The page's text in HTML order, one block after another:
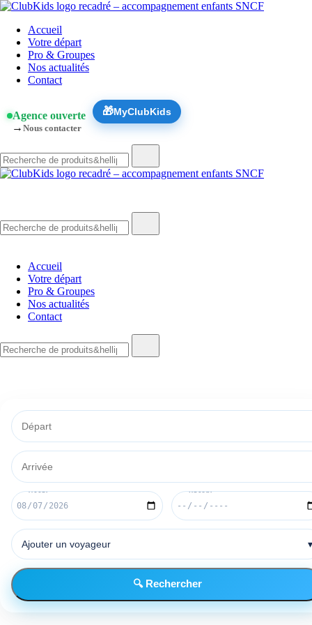
Skip
content
ClubKidsAccueil
Votre départ
Pro & Groupes
Nos actualités
Contact
Agence ouverte
→ Nous contacter
🎁MyClubKids
de
:
de
Accueil
Votre départ
Pro & Groupes
Nos actualités
Contact
de
Ajouter un voyageur ▾
🔍 Rechercher